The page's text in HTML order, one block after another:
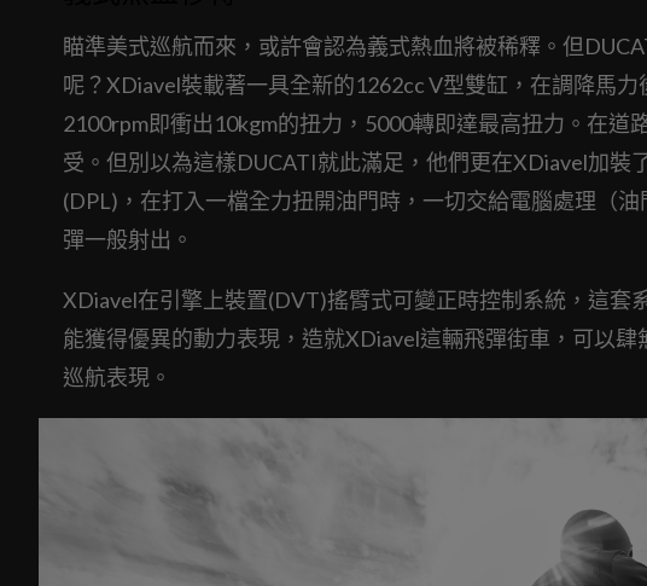
瞄準美式巡航而來，或許會認為義式熱血將被稀釋。但
呢？XDiavel裝載著一具全新的1262cc V型雙缸，在調降馬
2100rpm即衝出10kgm的扭力，5000轉即達最高扭力。在
受。但別以為這樣DUCATI就此滿足，他們更在XDiavel加
(DPL)，在打入一檔全力扭開油門時，一切交給電腦處理（
彈一般射出。
XDiavel在引擎上裝置(DVT)搖臂式可變正時控制系統，這套
能獲得優異的動力表現，造就XDiavel這輛飛彈街車，可以
巡航表現。